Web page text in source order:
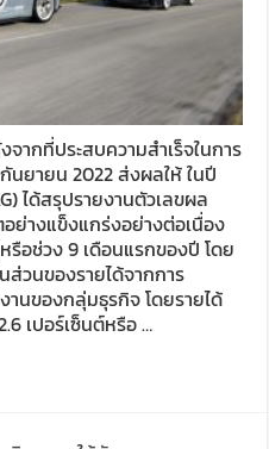
ากที่ประสบความสำเร็จในการ
นยายน 2022 ส่งผลให้ ในปี
ได้สรุปรายงานตัวเลขผล
ย่างแข็งแกร่งอย่างต่อเนื่อง
รือช่วง 9 เดือนแรกของปี โดย
ส่วนของรายได้จากการ
านของกลุ่มธุรกิจ โดยรายได้
เปอร์เซ็นต์หรือ …